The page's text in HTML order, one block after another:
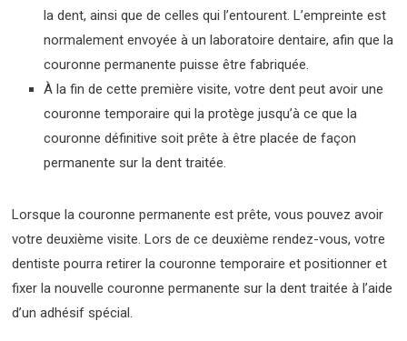
la dent, ainsi que de celles qui l’entourent. L’empreinte est
normalement envoyée à un laboratoire dentaire, afin que la
couronne permanente puisse être fabriquée.
À la fin de cette première visite, votre dent peut avoir une
couronne temporaire qui la protège jusqu’à ce que la
couronne définitive soit prête à être placée de façon
permanente sur la dent traitée.
Lorsque la couronne permanente est prête, vous pouvez avoir
votre deuxième visite. Lors de ce deuxième rendez-vous, votre
dentiste pourra retirer la couronne temporaire et positionner et
fixer la nouvelle couronne permanente sur la dent traitée à l’aide
d’un adhésif spécial.